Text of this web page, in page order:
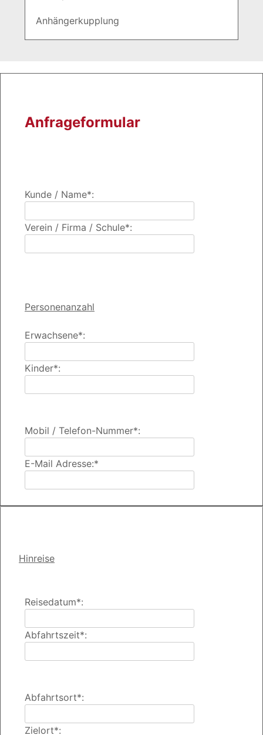
Anhängerkupplung
Anfrageformular
Kunde / Name*:
Verein / Firma / Schule*:
Personenanzahl
Erwachsene*:
Kinder*:
Mobil / Telefon-Nummer*:
E-Mail Adresse:*
Hinreise
Reisedatum*:
Abfahrtszeit*:
Abfahrtsort*:
Zielort*: